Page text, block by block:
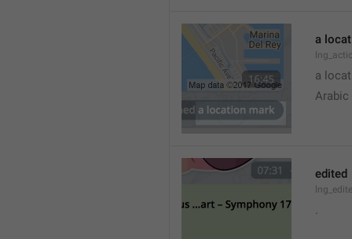
a
a
Arabic
edited
.